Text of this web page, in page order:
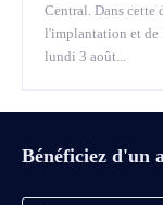
Central. Dans cette
l'implantation et de
lundi 3 août...
Bénéficiez d'un